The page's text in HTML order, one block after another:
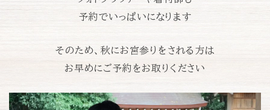
予約でいっぱいになります
そのため、秋にお宮参りをされる方は
お早めにご予約をお取りください